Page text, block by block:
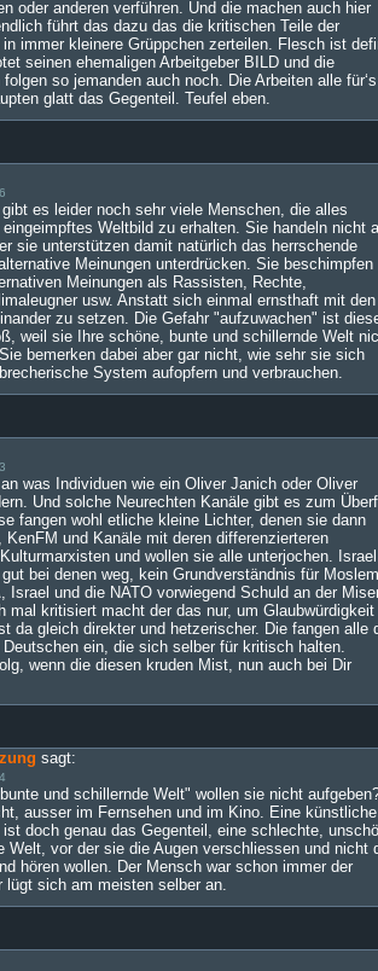
oder anderen verführen. Und die machen auch hier
führt das dazu das die kritischen Teile der
immer kleinere Grüppchen zerteilen. Flesch ist
seinen ehemaligen Arbeitgeber BILD und die
so jemanden auch noch. Die Arbeiten alle für‘s
glatt das Gegenteil. Teufel eben.
es leider noch sehr viele Menschen, die alles
Weltbild zu erhalten. Sie handeln nicht
sie unterstützen damit natürlich das herrschende
Meinungen unterdrücken. Sie beschimpfen
Meinungen als Rassisten, Rechte,
usw. Anstatt sich einmal ernsthaft mit den
zu setzen. Die Gefahr "aufzuwachen" ist
weil sie Ihre schöne, bunte und schillernde Welt
bemerken dabei aber gar nicht, wie sehr sie sich
System aufopfern und verbrauchen.
was Individuen wie ein Oliver Janich oder Oliver
Und solche Neurechten Kanäle gibt es zum
fangen wohl etliche kleine Lichter, denen sie dann
KenFM und Kanäle mit deren differenzierteren
und wollen sie alle unterjochen. Israel
bei denen weg, kein Grundverständnis für
Israel und die NATO vorwiegend Schuld an der
mal kritisiert macht der das nur, um Glaubwürdigkeit
da gleich direkter und hetzerischer. Die fangen alle
Deutschen ein, die sich selber für kritisch halten.
wenn die diesen kruden Mist, nun auch bei Dir
sagt:
und schillernde Welt" wollen sie nicht
ausser im Fernsehen und im Kino. Eine künstliche
doch genau das Gegenteil, eine schlechte,
Welt, vor der sie die Augen verschliessen und nicht
hören wollen. Der Mensch war schon immer der
lügt sich am meisten selber an.